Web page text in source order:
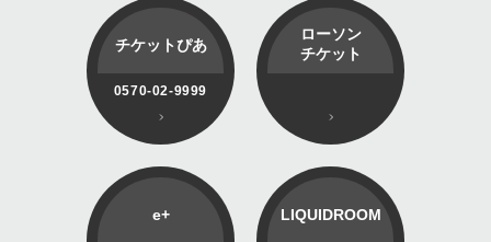
チケットぴあ
0570-02-9999
ローソン
チケット
e+ LIQUIDROOM